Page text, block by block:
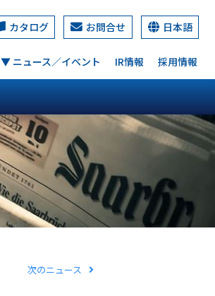
採用情報
IR情報
▼ ニュース／イベント
カタログ お問合せ 日本語
次のニュース